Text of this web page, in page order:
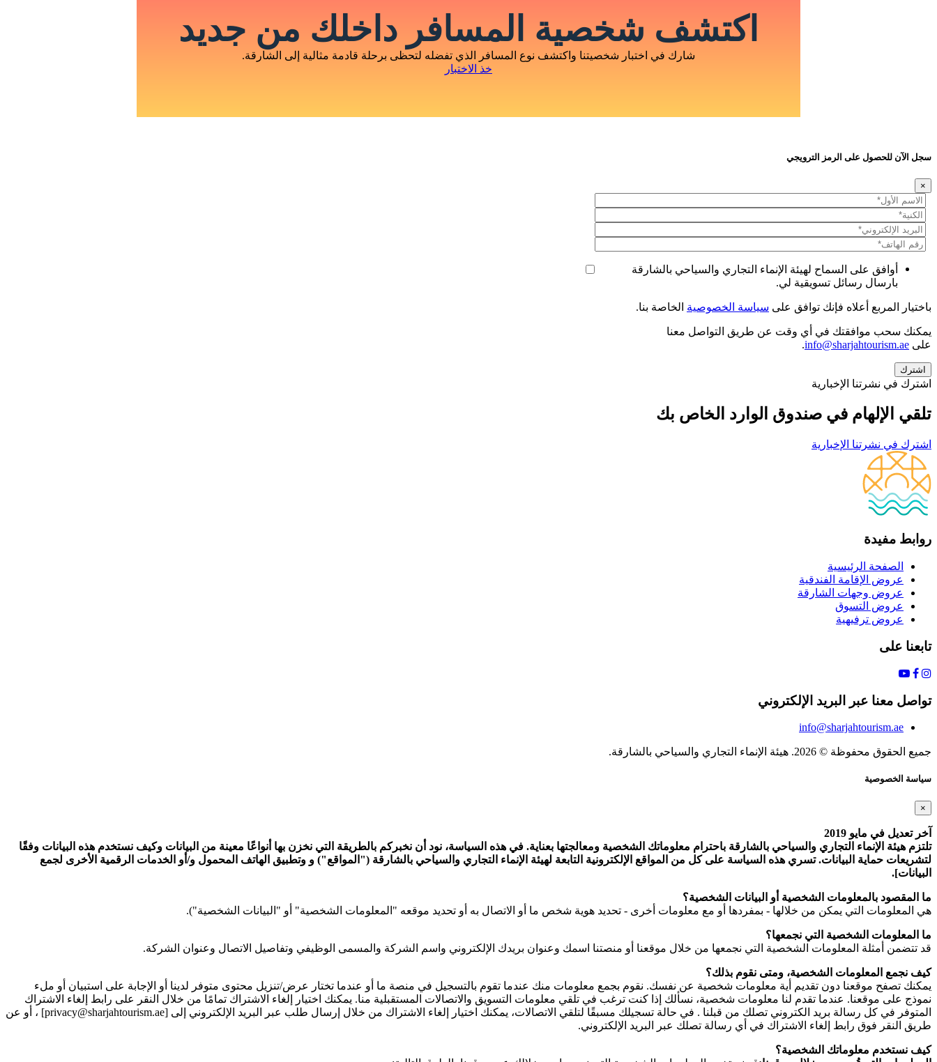
اكتشف شخصية المسافر داخلك من جديد
شارك في اختبار شخصيتنا واكتشف نوع المسافر الذي تفضله لتحظى برحلة قادمة مثالية إلى الشارقة.
خذ الاختبار
سجل الآن للحصول على الرمز الترويجي
×
أوافق على السماح لهيئة الإنماء التجاري والسياحي بالشارقة
بارسال رسائل تسويقية لي.
باختيار المربع أعلاه فإنك توافق على سياسة الخصوصية الخاصة بنا.
يمكنك سحب موافقتك في أي وقت عن طريق التواصل معنا
على info@sharjahtourism.ae
.
اشترك في نشرتنا الإخبارية
تلقي الإلهام في صندوق الوارد الخاص بك
اشترك في نشرتنا الإخبارية
روابط مفيدة
الصفحة الرئيسية
عروض الإقامة الفندقية
عروض وجهات الشارقة
عروض التسوق
عروض ترفيهية
تابعنا على
تواصل معنا عبر البريد الإلكتروني
info@sharjahtourism.ae
جميع الحقوق محفوظة © 2026. هيئة الإنماء التجاري والسياحي بالشارقة.
سياسة الخصوصية
×
آخر تعديل في مايو 2019
تلتزم هيئة الإنماء التجاري والسياحي بالشارقة باحترام معلوماتك الشخصية ومعالجتها بعناية. في هذه السياسة، نود أن نخبركم بالطريقة التي نخزن بها أنواعًا معينة من البيانات وكيف نستخدم هذه البيانات وفقًا
لتشريعات حماية البيانات. تسري هذه السياسة على كل من المواقع الإلكترونية التابعة لهيئة الإنماء التجاري والسياحي بالشارقة ("المواقع") و وتطبيق الهاتف المحمول و/أو الخدمات الرقمية الأخرى لجمع
البيانات].
ما المقصود بالمعلومات الشخصية أو البيانات الشخصية؟
هي المعلومات التي يمكن من خلالها - بمفردها أو مع معلومات أخرى - تحديد هوية شخص ما أو الاتصال به أو تحديد موقعه "المعلومات الشخصية" أو "البيانات الشخصية").
ما المعلومات الشخصية التي نجمعها؟
قد تتضمن أمثلة المعلومات الشخصية التي نجمعها من خلال موقعنا أو منصتنا اسمك وعنوان بريدك الإلكتروني واسم الشركة والمسمى الوظيفي وتفاصيل الاتصال وعنوان الشركة.
كيف نجمع المعلومات الشخصية، ومتى نقوم بذلك؟
يمكنك تصفح موقعنا دون تقديم أية معلومات شخصية عن نفسك. نقوم بجمع معلومات منك عندما تقوم بالتسجيل في منصة ما أو عندما تختار عرض/تنزيل محتوى متوفر لدينا أو الإجابة على استبيان أو ملء
نموذج على موقعنا. عندما تقدم لنا معلومات شخصية، نسألك إذا كنت ترغب في تلقي معلومات التسويق والاتصالات المستقبلية منا. يمكنك اختيار إلغاء الاشتراك تمامًا من خلال النقر على رابط إلغاء الاشتراك
المتوفر في كل رسالة بريد الكتروني تصلك من قبلنا . في حالة تسجيلك مسبقًا لتلقي الاتصالات، يمكنك اختيار إلغاء الاشتراك من خلال إرسال طلب عبر البريد الإلكتروني إلى [privacy@sharjahtourism.ae] ، أو عن
طريق النقر فوق رابط إلغاء الاشتراك في أي رسالة تصلك عبر البريد الإلكتروني.
كيف نستخدم معلوماتك الشخصية؟